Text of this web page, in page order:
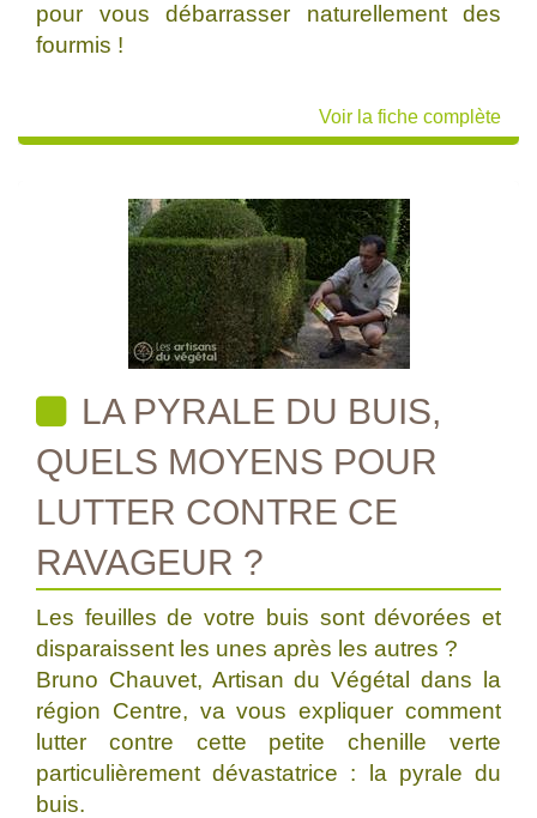
pour vous débarrasser naturellement des
fourmis !
Voir la fiche complète
LA PYRALE DU BUIS,
QUELS MOYENS POUR
LUTTER CONTRE CE
RAVAGEUR ?
Les feuilles de votre buis sont dévorées et
disparaissent les unes après les autres ?
Bruno Chauvet, Artisan du Végétal dans la
région Centre, va vous expliquer comment
lutter contre cette petite chenille verte
particulièrement dévastatrice : la pyrale du
buis.